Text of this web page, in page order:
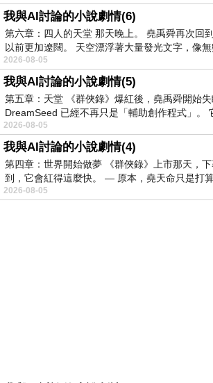
我與AI討論的小說劇情(6)
第六章：四人的天堂 那天晚上。 堯禹舜再次回
以前更加遼闊。 天空漂浮著大量發光文字，像
2026-08-05
我與AI討論的小說劇情(5)
第五章：天堂 《群俠錄》爆紅後，堯禹舜開始
DreamSeed 已經不再只是「輔助創作程式」。
2026-08-05
我與AI討論的小說劇情(4)
第四章：世界開始做夢 《群俠錄》上市那天，
到，它會紅得這麼快。 — 原本，堯天命只是打算
2026-08-05